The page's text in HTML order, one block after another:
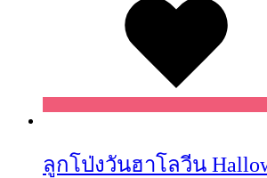
ลูกโป่งวันฮาโลวีน